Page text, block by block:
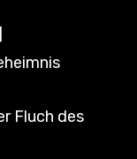
Fluch des